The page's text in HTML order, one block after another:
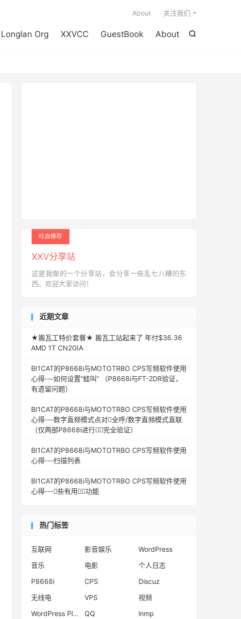

Longlan Org XXVCC GuestBook About
About 关注我们
吐血推荐
XXV分享站
这是我做的一个分享站，会分享一些乱七八糟的东
西。欢迎大家访问！
近期文章
★搬瓦工特价套餐★ 搬瓦工站起来了 年付$36.36
AMD 1T CN2GIA
BI1CAT的P8668i与MOTOTRBO CPS写频软件使用
心得---如何设置“蛙叫” （P8668i与FT-2DR验证，
有遗留问题）
BI1CAT的P8668i与MOTOTRBO CPS写频软件使用
心得---数字直频模式点对全呼/数字直频模式直联
（仅两部P8668i进行完全验证）
BI1CAT的P8668i与MOTOTRBO CPS写频软件使用
心得---扫描列表
BI1CAT的P8668i与MOTOTRBO CPS写频软件使用
心得---些有用功能
热门标签
互联网 影音娱乐
WordPress
音乐
电影
个人日志
P8668i
CPS
Discuz
无线电
VPS
视频
WordPress Plugins
QQ
lnmp